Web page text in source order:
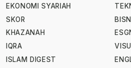
EKONOMI SYARIAH
SKOR
KHAZANAH
IQRA
ISLAM DIGEST